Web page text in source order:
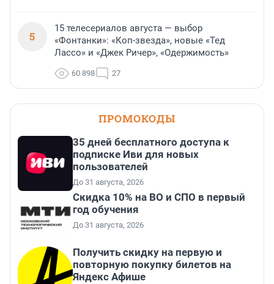
5
15 телесериалов августа — выбор
«Фонтанки»: «Коп-звезда», новые «Тед
Лассо» и «Джек Ричер», «Одержимость»
60 898 27
ПРОМОКОДЫ
35 дней бесплатного доступа к
подписке Иви для новых
пользователей
До 31 августа, 2026
Скидка 10% на ВО и СПО в первый
год обучения
До 31 августа, 2026
Получить скидку на первую и
повторную покупку билетов на
Яндекс Афише